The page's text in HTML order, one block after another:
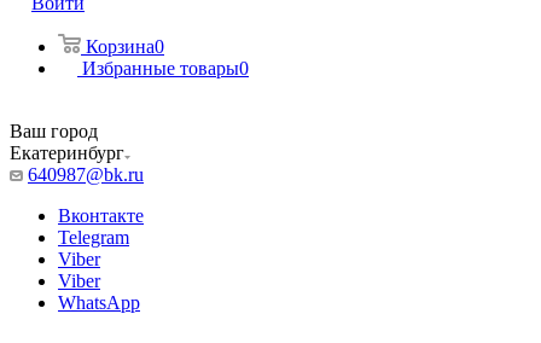
Корзина0
Избранные товары0
Ваш город
Екатеринбург
640987@bk.ru
Вконтакте
Telegram
Viber
Viber
WhatsApp